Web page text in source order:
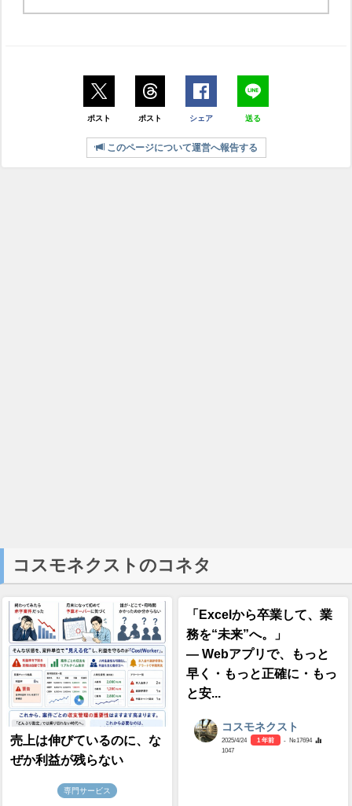
ポスト ポスト シェア 送る
このページについて運営へ報告する
コスモネクストのコネタ
売上は伸びているのに、な
ぜか利益が残らない
専門サービス
「Excelから卒業して、業
務を“未来”へ。」
― Webアプリで、もっと
早く・もっと正確に・もっ
と安...
コスモネクスト
2025/4/24 1 年前
- №17694
1047